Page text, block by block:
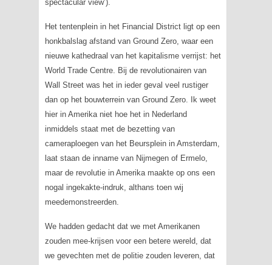
spectacular view’).
Het tentenplein in het Financial District ligt op een
honkbalslag afstand van Ground Zero, waar een
nieuwe kathedraal van het kapitalisme verrijst: het
World Trade Centre. Bij de revolutionairen van
Wall Street was het in ieder geval veel rustiger
dan op het bouwterrein van Ground Zero. Ik weet
hier in Amerika niet hoe het in Nederland
inmiddels staat met de bezetting van
cameraploegen van het Beursplein in Amsterdam,
laat staan de inname van Nijmegen of Ermelo,
maar de revolutie in Amerika maakte op ons een
nogal ingekakte-indruk, althans toen wij
meedemonstreerden.
We hadden gedacht dat we met Amerikanen
zouden mee-krijsen voor een betere wereld, dat
we gevechten met de politie zouden leveren, dat